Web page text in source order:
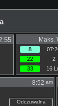
Maks.
8
22
2
33
16
8:52 am
Odczuwalna